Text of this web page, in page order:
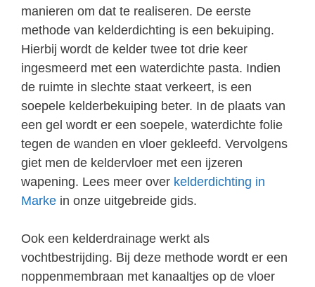
manieren om dat te realiseren. De eerste
methode van kelderdichting is een bekuiping.
Hierbij wordt de kelder twee tot drie keer
ingesmeerd met een waterdichte pasta. Indien
de ruimte in slechte staat verkeert, is een
soepele kelderbekuiping beter. In de plaats van
een gel wordt er een soepele, waterdichte folie
tegen de wanden en vloer gekleefd. Vervolgens
giet men de keldervloer met een ijzeren
wapening. Lees meer over kelderdichting in
Marke in onze uitgebreide gids.
Ook een kelderdrainage werkt als
vochtbestrijding. Bij deze methode wordt er een
noppenmembraan met kanaaltjes op de vloer